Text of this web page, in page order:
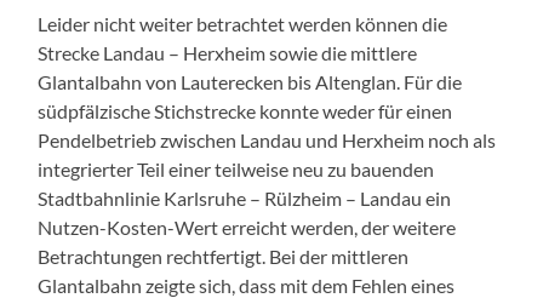
Leider nicht weiter betrachtet werden können die
Strecke Landau – Herxheim sowie die mittlere
Glantalbahn von Lauterecken bis Altenglan. Für die
südpfälzische Stichstrecke konnte weder für einen
Pendelbetrieb zwischen Landau und Herxheim noch als
integrierter Teil einer teilweise neu zu bauenden
Stadtbahnlinie Karlsruhe – Rülzheim – Landau ein
Nutzen-Kosten-Wert erreicht werden, der weitere
Betrachtungen rechtfertigt. Bei der mittleren
Glantalbahn zeigte sich, dass mit dem Fehlen eines